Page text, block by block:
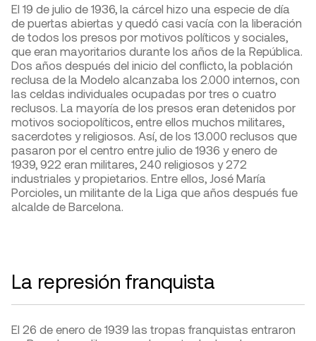
El 19 de julio de 1936, la cárcel hizo una especie de día
de puertas abiertas y quedó casi vacía con la liberación
de todos los presos por motivos políticos y sociales,
que eran mayoritarios durante los años de la República.
Dos años después del inicio del conflicto, la población
reclusa de la Modelo alcanzaba los 2.000 internos, con
las celdas individuales ocupadas por tres o cuatro
reclusos. La mayoría de los presos eran detenidos por
motivos sociopolíticos, entre ellos muchos militares,
sacerdotes y religiosos. Así, de los 13.000 reclusos que
pasaron por el centro entre julio de 1936 y enero de
1939, 922 eran militares, 240 religiosos y 272
industriales y propietarios. Entre ellos, José María
Porcioles, un militante de la Liga que años después fue
alcalde de Barcelona.
La represión franquista
El 26 de enero de 1939 las tropas franquistas entraron